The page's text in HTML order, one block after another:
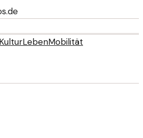
KulturLebenMobilität